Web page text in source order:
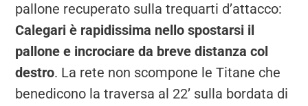
pallone recuperato sulla trequarti d’attacco:
Calegari è rapidissima nello spostarsi il
pallone e incrociare da breve distanza col
destro. La rete non scompone le Titane che
benedicono la traversa al 22’ sulla bordata di